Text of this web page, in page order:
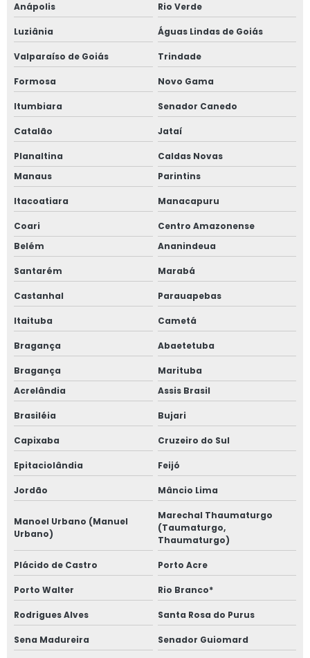
Anápolis Rio Verde
Luziânia Águas Lindas de Goiás
Valparaíso de Goiás Trindade
Formosa Novo Gama
Itumbiara Senador Canedo
Catalão Jataí
Planaltina
Caldas Novas
Manaus
Parintins
Itacoatiara Manacapuru
Coari
Centro Amazonense
Belém
Ananindeua
Santarém Marabá
Castanhal Parauapebas
Itaituba Cametá
Bragança Abaetetuba
Bragança
Marituba
Acrelândia
Assis Brasil
Brasiléia Bujari
Capixaba Cruzeiro do Sul
Epitaciolândia Feijó
Jordão Mâncio Lima
Manoel Urbano (Manuel
Urbano)
Marechal Thaumaturgo
(Taumaturgo,
Thaumaturgo)
Plácido de Castro Porto Acre
Porto Walter Rio Branco*
Rodrigues Alves Santa Rosa do Purus
Sena Madureira Senador Guiomard